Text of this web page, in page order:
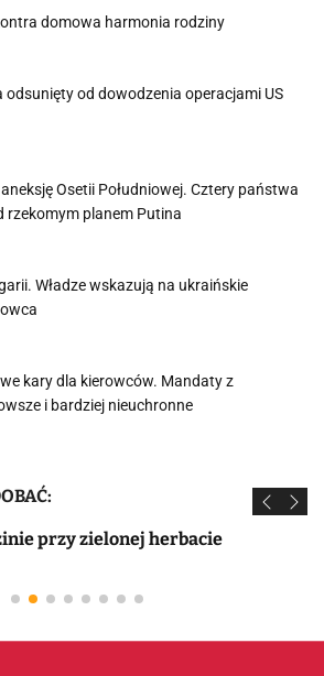
domowa harmonia rodziny
odsunięty od dowodzenia operacjami US
Osetii Południowej. Cztery państwa
rzekomym planem Putina
Władze wskazują na ukraińskie
kary dla kierowców. Mandaty z
i bardziej nieuchronne
przy zielonej herbacie